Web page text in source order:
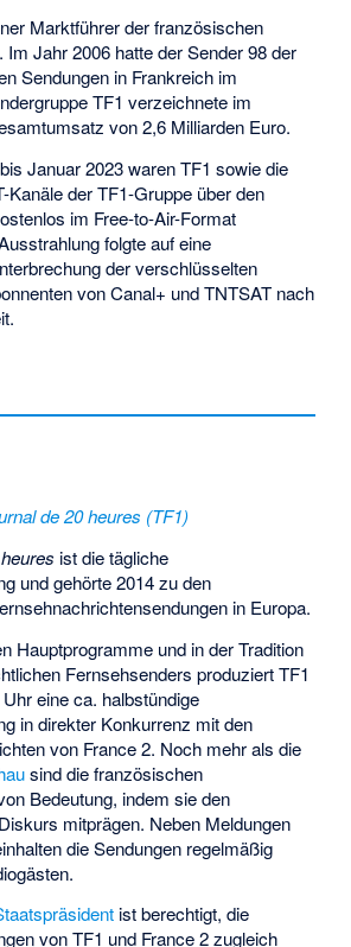
Marktführer der französischen
Im Jahr 2006 hatte der Sender 98 der
Sendungen in Frankreich im
TF1 verzeichnete im
von 2,6 Milliarden Euro.
Januar 2023 waren TF1 sowie die
Kanäle der TF1-Gruppe über den
im Free-to-Air-Format
folgte auf eine
der verschlüsselten
von Canal+ und TNTSAT nach
de 20 heures (TF1)
ist die tägliche
und gehörte 2014 zu den
in Europa.
Hauptprogramme und in der Tradition
Fernsehsenders produziert TF1
eine ca. halbstündige
in direkter Konkurrenz mit den
von France 2. Noch mehr als die
sind die französischen
Bedeutung, indem sie den
mitprägen. Neben Meldungen
die Sendungen regelmäßig
ist berechtigt, die
von TF1 und France 2 zugleich